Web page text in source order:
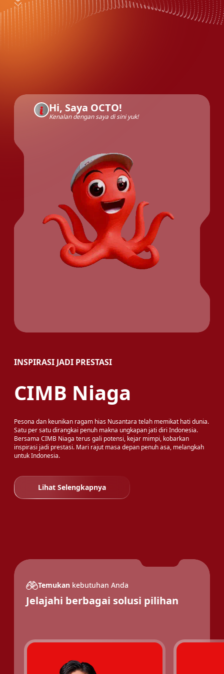
Hi, Saya OCTO!
Kenalan dengan saya di sini yuk!
INSPIRASI JADI PRESTASI
CIMB Niaga
Pesona dan keunikan ragam hias Nusantara telah memikat hati dunia.
Satu per satu dirangkai penuh makna ungkapan jati diri Indonesia.
Bersama CIMB Niaga terus gali potensi, kejar mimpi, kobarkan
inspirasi jadi prestasi. Mari rajut masa depan penuh asa, melangkah
untuk Indonesia.
Lihat Selengkapnya
Temukan kebutuhan Anda
Jelajahi berbagai solusi pilihan